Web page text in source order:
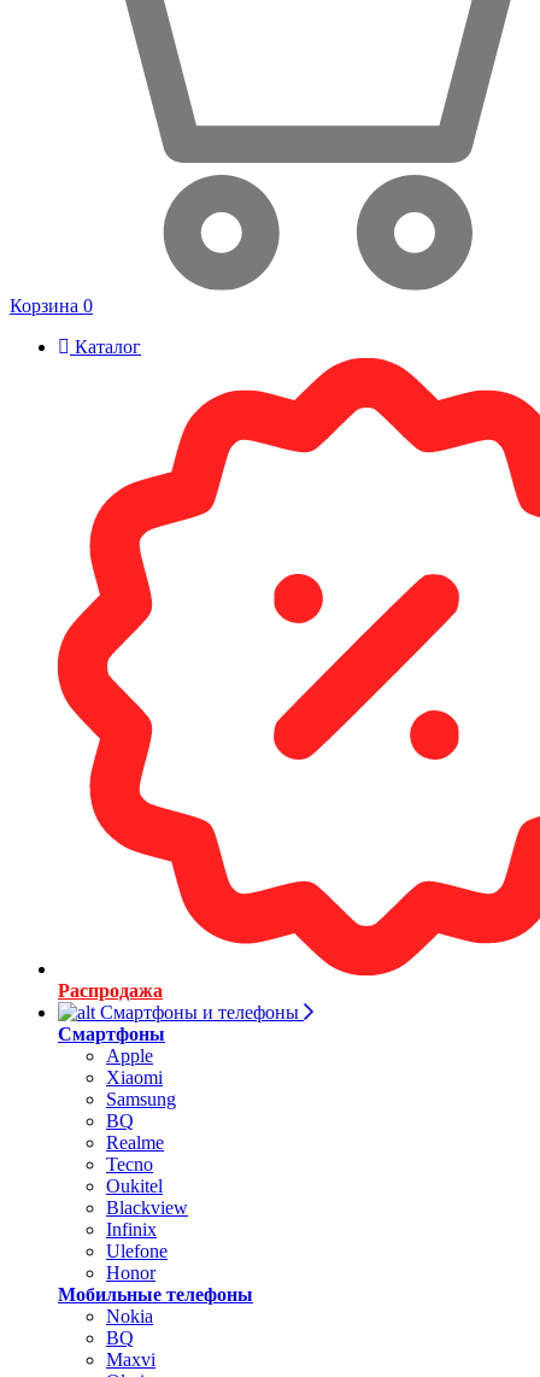
Корзина 0
Каталог
Распродажа
Смартфоны и телефоны
Смартфоны
Apple
Xiaomi
Samsung
BQ
Realme
Tecno
Oukitel
Blackview
Infinix
Ulefone
Honor
Мобильные телефоны
Nokia
BQ
Maxvi